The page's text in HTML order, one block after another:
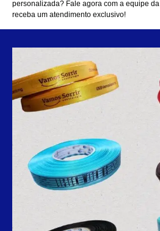
personalizada? Fale agora com a equipe da
receba um atendimento exclusivo!